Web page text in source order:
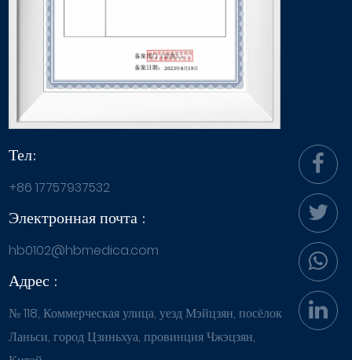
Тел:
+86 17757937532
Электронная почта :
hb0102@hbmedica.com
Адрес :
№ 118, Коммерческая улица, уезд Мэйцзян, посёлок
Ланьси, город Цзиньхуа, провинция Чжэцзян,